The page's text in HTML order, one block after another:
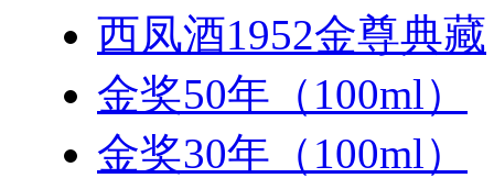
西凤酒1952金尊典藏
金奖50年（100ml）
金奖30年（100ml）